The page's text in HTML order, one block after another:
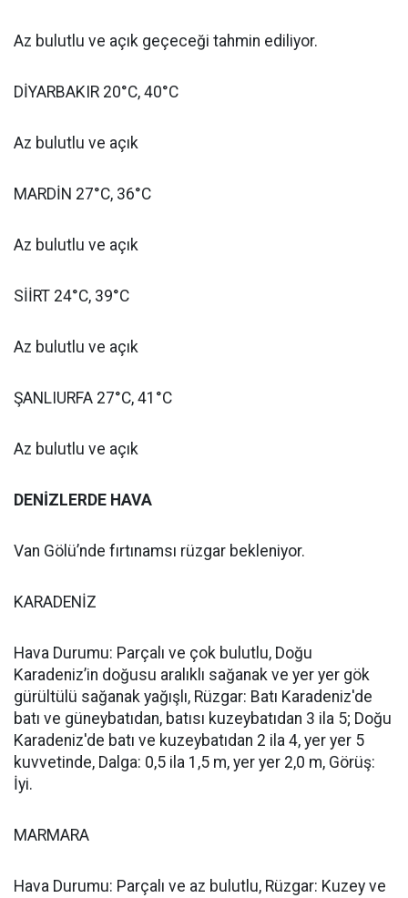
Az bulutlu ve açık geçeceği tahmin ediliyor.
DİYARBAKIR 20°C, 40°C
Az bulutlu ve açık
MARDİN 27°C, 36°C
Az bulutlu ve açık
SİİRT 24°C, 39°C
Az bulutlu ve açık
ŞANLIURFA 27°C, 41°C
Az bulutlu ve açık
DENİZLERDE HAVA
Van Gölü’nde fırtınamsı rüzgar bekleniyor.
KARADENİZ
Hava Durumu: Parçalı ve çok bulutlu, Doğu
Karadeniz’in doğusu aralıklı sağanak ve yer yer gök
gürültülü sağanak yağışlı, Rüzgar: Batı Karadeniz'de
batı ve güneybatıdan, batısı kuzeybatıdan 3 ila 5; Doğu
Karadeniz'de batı ve kuzeybatıdan 2 ila 4, yer yer 5
kuvvetinde, Dalga: 0,5 ila 1,5 m, yer yer 2,0 m, Görüş:
İyi.
MARMARA
Hava Durumu: Parçalı ve az bulutlu, Rüzgar: Kuzey ve